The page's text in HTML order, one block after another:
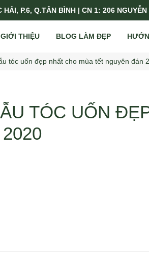
HẢI, P.6, Q.TÂN BÌNH | CN 1: 206 NGUYỄN
GIỚI THIỆU BLOG LÀM ĐẸP
tóc uốn đẹp nhất cho mùa tết nguyên đán
TÓC UỐN